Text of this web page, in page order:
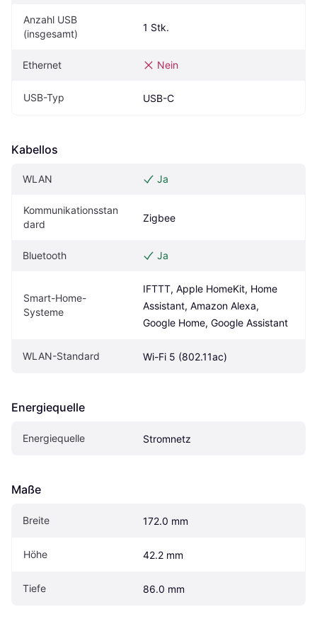
Anzahl USB
(insgesamt)
1 Stk.
Ethernet Nein
USB-Typ USB-C
Kabellos
WLAN Ja
Kommunikationsstan
dard
Zigbee
Bluetooth Ja
Smart-Home-
Systeme
IFTTT, Apple HomeKit, Home
Assistant, Amazon Alexa,
Google Home, Google Assistant
WLAN-Standard Wi-Fi 5 (802.11ac)
Energiequelle
Energiequelle Stromnetz
Maße
Breite 172.0 mm
Höhe 42.2 mm
Tiefe 86.0 mm